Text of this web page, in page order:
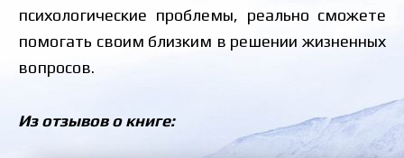
психологические проблемы, реально сможете
помогать своим близким в решении жизненных
вопросов.
Из отзывов о книге: